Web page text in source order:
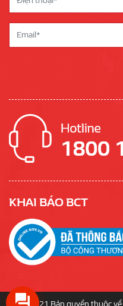
KHAI BÁO BCT
© 2021 Bản quyền thuộc về